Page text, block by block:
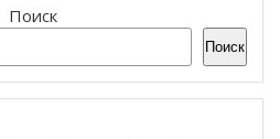
Поиск
Поиск